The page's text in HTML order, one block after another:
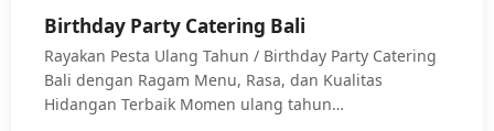
Birthday Party Catering Bali
Rayakan Pesta Ulang Tahun / Birthday Party Catering
Bali dengan Ragam Menu, Rasa, dan Kualitas
Hidangan Terbaik Momen ulang tahun…